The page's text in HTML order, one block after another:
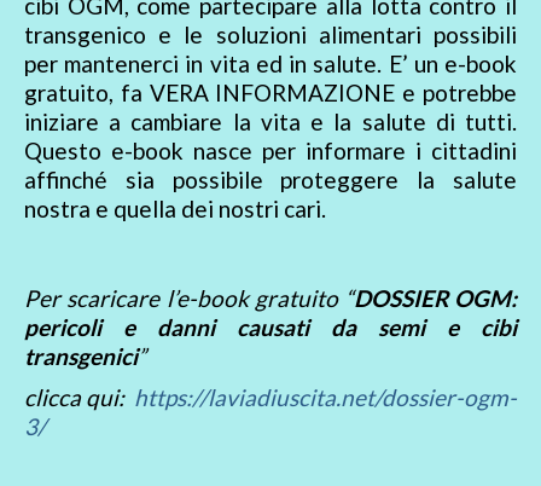
cibi OGM, come partecipare alla lotta contro il
transgenico e le soluzioni alimentari possibili
per mantenerci in vita ed in salute. E’ un e-book
gratuito, fa VERA INFORMAZIONE e potrebbe
iniziare a cambiare la vita e la salute di tutti.
Questo e-book nasce per informare i cittadini
affinché sia possibile proteggere la salute
nostra e quella dei nostri cari.
Per scaricare l’e-book gratuito “DOSSIER OGM:
pericoli e danni causati da semi e cibi
transgenici”
clicca qui:https://laviadiuscita.net/dossier-ogm-
3/